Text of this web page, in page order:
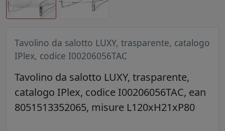
Tavolino da salotto LUXY, trasparente, catalogo
IPlex, codice I00206056TAC
Tavolino da salotto LUXY, trasparente,
catalogo IPlex, codice I00206056TAC, ean
8051513352065, misure L120xH21xP80